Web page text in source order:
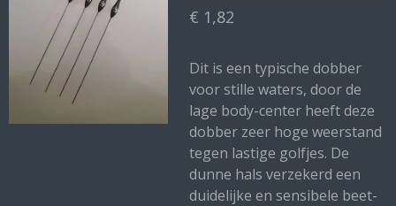
€ 1,82
Dit is een typische dobber
voor stille waters, door de
lage body-center heeft deze
dobber zeer hoge weerstand
tegen lastige golfjes. De
dunne hals verzekerd een
duidelijke en sensibele beet-